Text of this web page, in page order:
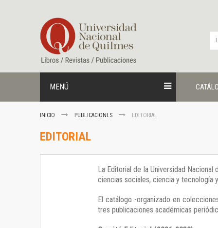
contenido
MENÚ
INICIO PUBLICACIONES EDITORIAL
EDITORIAL
La Editorial de la Universidad
ciencias sociales, ciencia y tecnología
El catálogo -organizado en
tres publicaciones académicas